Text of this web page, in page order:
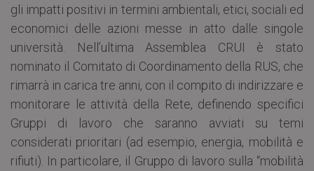
gli impatti positivi in termini ambientali, etici, sociali ed
economici delle azioni messe in atto dalle singole
università. Nell’ultima Assemblea CRUI è stato
nominato il Comitato di Coordinamento della RUS, che
rimarrà in carica tre anni, con il compito di indirizzare e
monitorare le attività della Rete, definendo specifici
Gruppi di lavoro che saranno avviati su temi
considerati prioritari (ad esempio, energia, mobilità e
rifiuti). In particolare, il Gruppo di lavoro sulla “mobilità